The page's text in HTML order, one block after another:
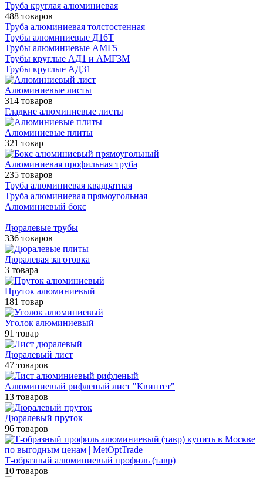
Труба круглая алюминиевая
488 товаров
Труба алюминиевая толстостенная
Трубы алюминиевые Д16Т
Трубы алюминиевые АМГ5
Трубы круглые АД1 и АМГ3М
Трубы круглые АД31
Алюминиевые листы
314 товаров
Гладкие алюминиевые листы
Алюминиевые плиты
321 товар
Алюминиевая профильная труба
235 товаров
Труба алюминиевая квадратная
Труба алюминиевая прямоугольная
Алюминиевый бокс
Дюралевые трубы
336 товаров
Дюралевая заготовка
3 товара
Пруток алюминиевый
181 товар
Уголок алюминиевый
91 товар
Дюралевый лист
47 товаров
Алюминиевый рифленый лист "Квинтет"
13 товаров
Дюралевый пруток
96 товаров
Т-образный алюминиевый профиль (тавр)
10 товаров